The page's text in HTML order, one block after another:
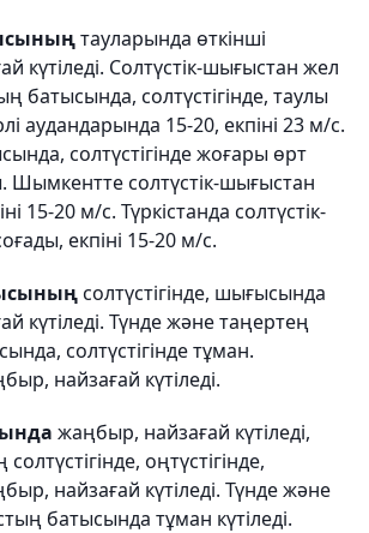
тауларында өткінші
күтіледі. Солтүстік-шығыстан жел
батысында, солтүстігінде, таулы
аудандарында 15-20, екпіні 23 м/с.
солтүстігінде жоғары өрт
Шымкентте солтүстік-шығыстан
15-20 м/с. Түркістанда солтүстік-
екпіні 15-20 м/с.
солтүстігінде, шығысында
күтіледі. Түнде және таңертең
солтүстігінде тұман.
найзағай күтіледі.
жаңбыр, найзағай күтіледі,
оңтүстігінде,
найзағай күтіледі. Түнде және
батысында тұман күтіледі.